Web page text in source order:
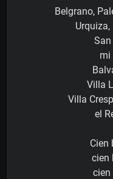
Belgrano,
San
mi
Villa
Villa
el
Cien
cien
cien